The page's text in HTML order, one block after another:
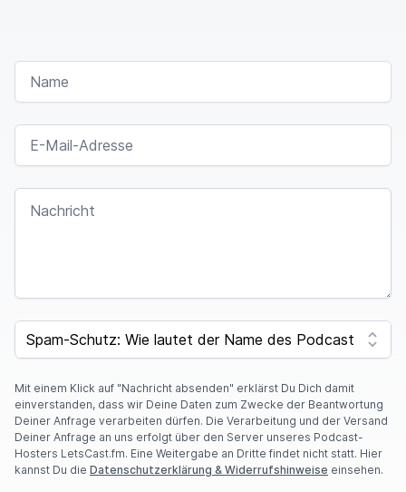
NAME
E-MAIL-ADRESSE
NACHRICHT
SPAM CAPTCHA
Mit einem Klick auf "Nachricht absenden" erklärst Du Dich damit
einverstanden, dass wir Deine Daten zum Zwecke der Beantwortung
Deiner Anfrage verarbeiten dürfen. Die Verarbeitung und der Versand
Deiner Anfrage an uns erfolgt über den Server unseres Podcast-
Hosters LetsCast.fm. Eine Weitergabe an Dritte findet nicht statt. Hier
kannst Du die Datenschutzerklärung & Widerrufshinweise einsehen.